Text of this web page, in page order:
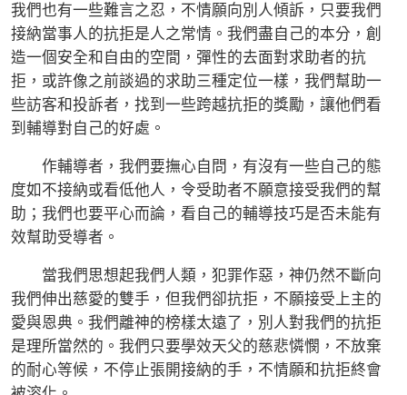
我們也有一些難言之忍，不情願向別人傾訴，只要我們
接納當事人的抗拒是人之常情。我們盡自己的本分，創
造一個安全和自由的空間，彈性的去面對求助者的抗
拒，或許像之前談過的求助三種定位一樣，我們幫助一
些訪客和投訴者，找到一些跨越抗拒的獎勵，讓他們看
到輔導對自己的好處。
作輔導者，我們要撫心自問，有沒有一些自己的態
度如不接納或看低他人，令受助者不願意接受我們的幫
助；我們也要平心而論，看自己的輔導技巧是否未能有
效幫助受導者。
當我們思想起我們人類，犯罪作惡，神仍然不斷向
我們伸出慈愛的雙手，但我們卻抗拒，不願接受上主的
愛與恩典。我們離神的榜樣太遠了，別人對我們的抗拒
是理所當然的。我們只要學效天父的慈悲憐憫，不放棄
的耐心等候，不停止張開接納的手，不情願和抗拒終會